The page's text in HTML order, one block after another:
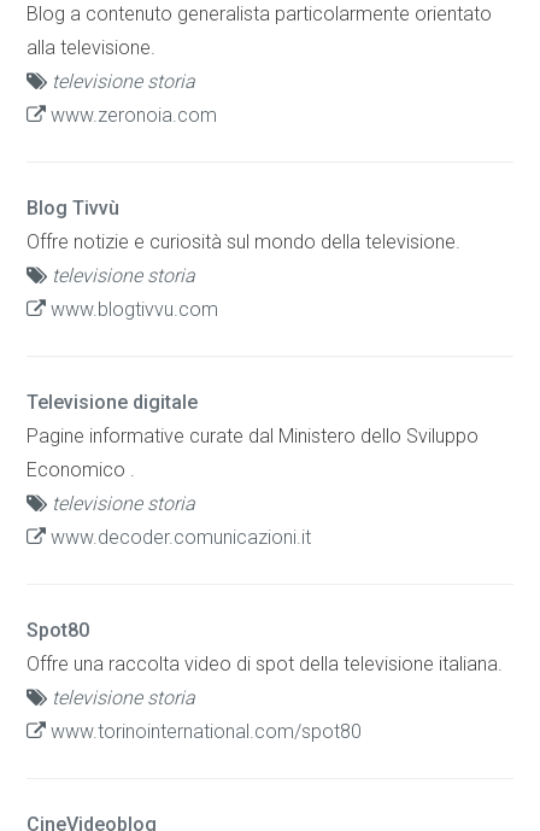
Blog a contenuto generalista particolarmente orientato
alla televisione.
televisione storia
www.zeronoia.com
Blog Tivvù
Offre notizie e curiosità sul mondo della televisione.
televisione storia
www.blogtivvu.com
Televisione digitale
Pagine informative curate dal Ministero dello Sviluppo
Economico .
televisione storia
www.decoder.comunicazioni.it
Spot80
Offre una raccolta video di spot della televisione italiana.
televisione storia
www.torinointernational.com/spot80
CineVideoblog